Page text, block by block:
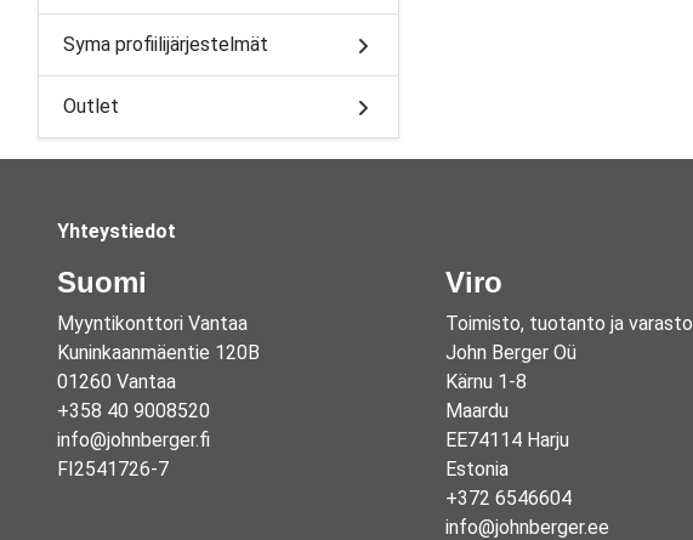
Syma profiilijärjestelmät
Outlet
Yhteystiedot
Suomi
Myyntikonttori Vantaa
Kuninkaanmäentie 120B
01260 Vantaa
+358 40 9008520
info@johnberger.fi
FI2541726-7
Viro
Toimisto, tuotanto ja varasto
John Berger Oü
Kärnu 1-8
Maardu
EE74114 Harju
Estonia
+372 6546604
info@johnberger.ee